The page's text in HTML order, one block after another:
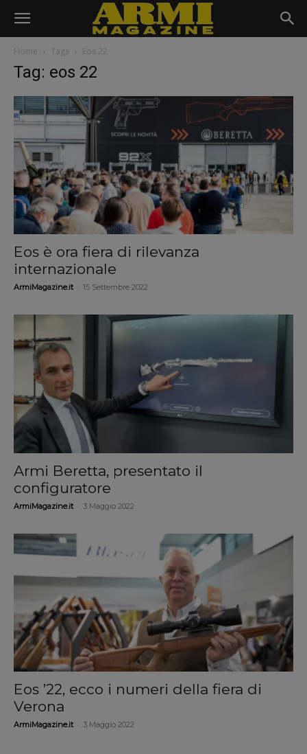
Home Tags Eos 22
Tag: eos 22
Eos è ora fiera di rilevanza
internazionale
ArmiMagazine.it 15 Settembre 2022
Armi Beretta, presentato il
configuratore
ArmiMagazine.it 3 Maggio 2022
Eos ’22, ecco i numeri della fiera di
Verona
ArmiMagazine.it 3 Maggio 2022